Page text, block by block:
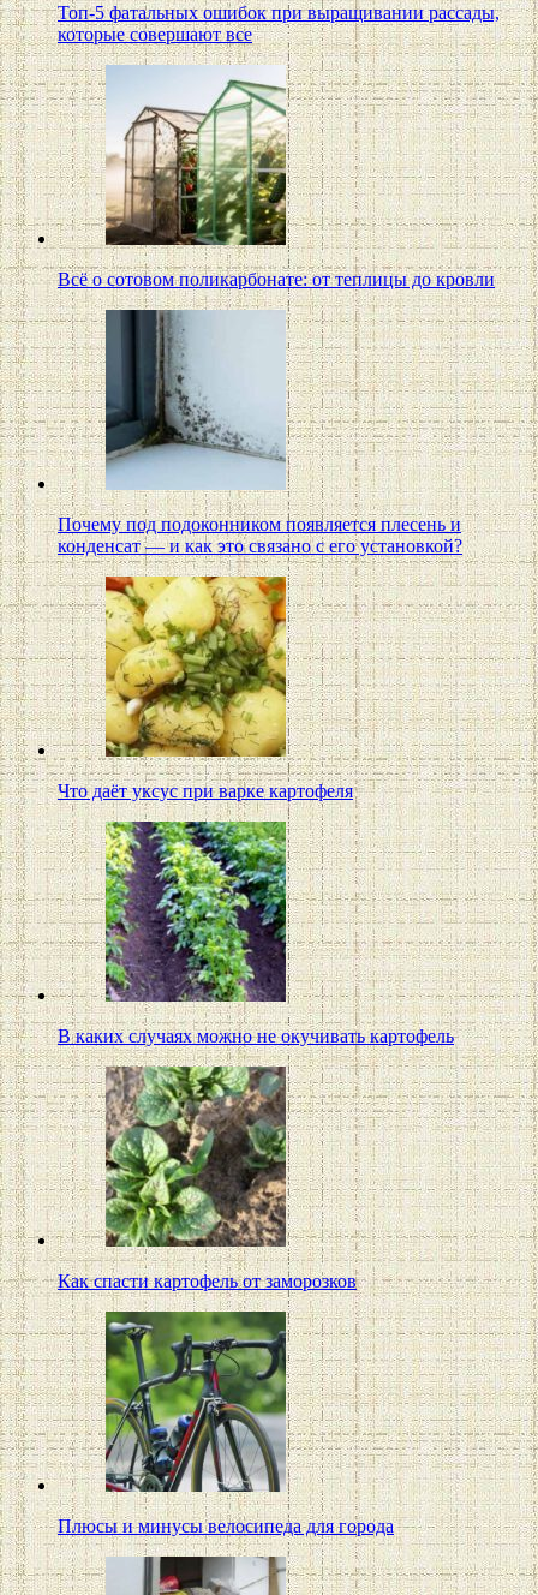
Топ-5 фатальных ошибок при выращивании рассады,
которые совершают все
Всё о сотовом поликарбонате: от теплицы до кровли
Почему под подоконником появляется плесень и
конденсат — и как это связано с его установкой?
Что даёт уксус при варке картофеля
В каких случаях можно не окучивать картофель
Как спасти картофель от заморозков
Плюсы и минусы велосипеда для города